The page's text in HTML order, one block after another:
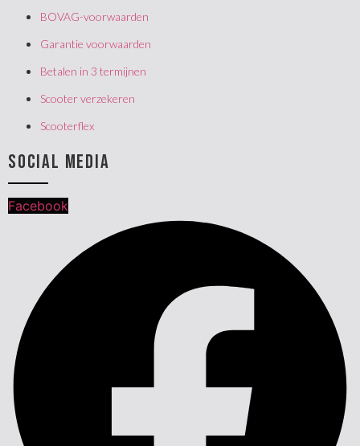
BOVAG-voorwaarden
Garantie voorwaarden
Betalen in 3 termijnen
Scooter verzekeren
Scooterflex
SOCIAL MEDIA
Facebook